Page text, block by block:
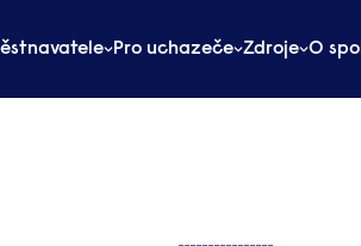
Pro uchazeče Zdroje O